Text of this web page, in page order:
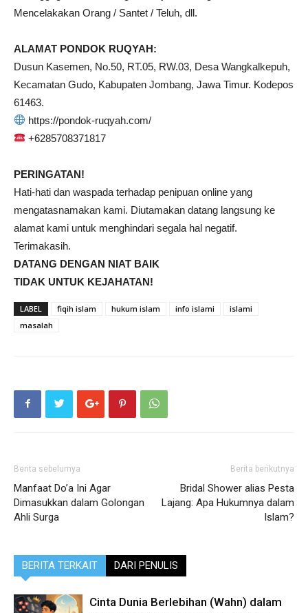
Mencelakakan Orang / Santet / Teluh, dll.
ALAMAT PONDOK RUQYAH:
Dusun Kasemen, No.50, RT.05, RW.03, Desa Wangkalkepuh,
Kecamatan Gudo, Kabupaten Jombang, Jawa Timur. Kodepos
61463.
https://pondok-ruqyah.com/
+6285708371817
PERINGATAN!
Hati-hati dan waspada terhadap penipuan online yang
mengatasnamakan kami. Diutamakan datang langsung ke
alamat kami untuk menghindari segala hal negatif.
Terimakasih.
DATANG DENGAN NIAT BAIK
TIDAK UNTUK KEJAHATAN!
LABEL fiqih islam hukum islam info islami
islami
masalah
Berita sebelumya
Manfaat Do’a Ini Agar
Dimasukkan dalam Golongan
Ahli Surga
Berita berikutnya
Bridal Shower alias Pesta
Lajang: Apa Hukumnya dalam
Islam?
BERITA TERKAIT DARI PENULIS
Cinta Dunia Berlebihan (Wahn) dalam